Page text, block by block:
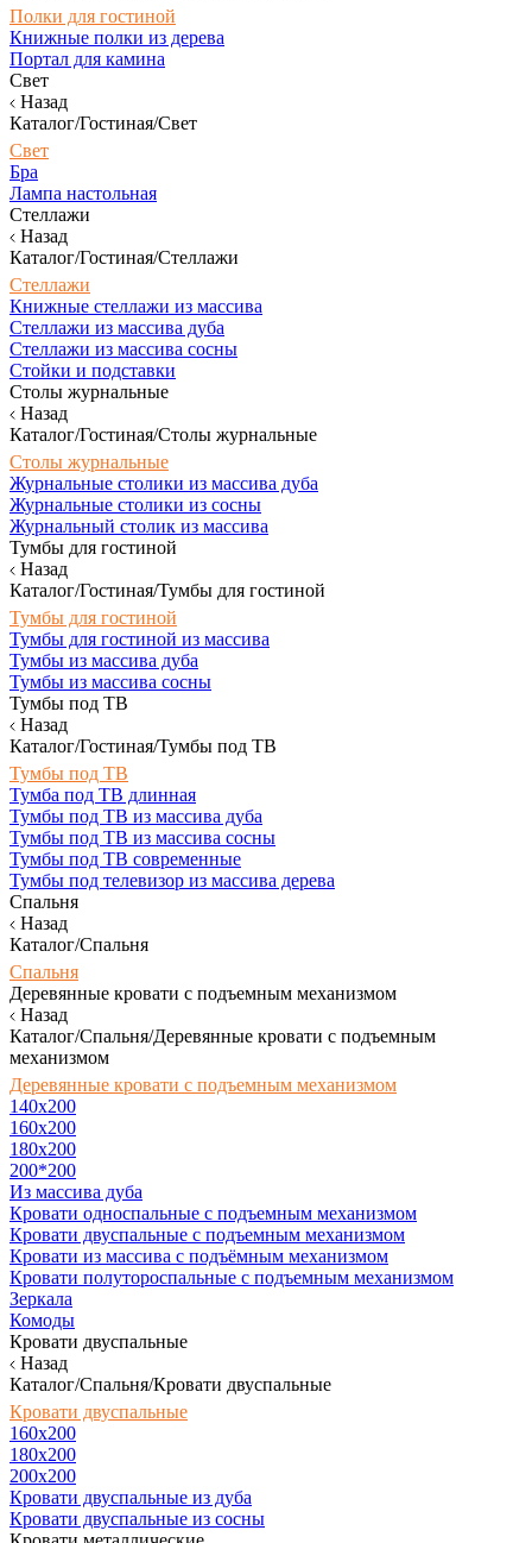
Полки для гостиной
Книжные полки из дерева
Портал для камина
Свет
Назад
Каталог/Гостиная/Свет
Свет
Бра
Лампа настольная
Стеллажи
Назад
Каталог/Гостиная/Стеллажи
Стеллажи
Книжные стеллажи из массива
Стеллажи из массива дуба
Стеллажи из массива сосны
Стойки и подставки
Столы журнальные
Назад
Каталог/Гостиная/Столы журнальные
Столы журнальные
Журнальные столики из массива дуба
Журнальные столики из сосны
Журнальный столик из массива
Тумбы для гостиной
Назад
Каталог/Гостиная/Тумбы для гостиной
Тумбы для гостиной
Тумбы для гостиной из массива
Тумбы из массива дуба
Тумбы из массива сосны
Тумбы под ТВ
Назад
Каталог/Гостиная/Тумбы под ТВ
Тумбы под ТВ
Тумба под ТВ длинная
Тумбы под ТВ из массива дуба
Тумбы под ТВ из массива сосны
Тумбы под ТВ современные
Тумбы под телевизор из массива дерева
Спальня
Назад
Каталог/Спальня
Спальня
Деревянные кровати с подъемным механизмом
Назад
Каталог/Спальня/Деревянные кровати с подъемным
механизмом
Деревянные кровати с подъемным механизмом
140x200
160х200
180х200
200*200
Из массива дуба
Кровати односпальные с подъемным механизмом
Кровати двуспальные с подъемным механизмом
Кровати из массива с подъёмным механизмом
Кровати полутороспальные с подъемным механизмом
Зеркала
Комоды
Кровати двуспальные
Назад
Каталог/Спальня/Кровати двуспальные
Кровати двуспальные
160х200
180x200
200x200
Кровати двуспальные из дуба
Кровати двуспальные из сосны